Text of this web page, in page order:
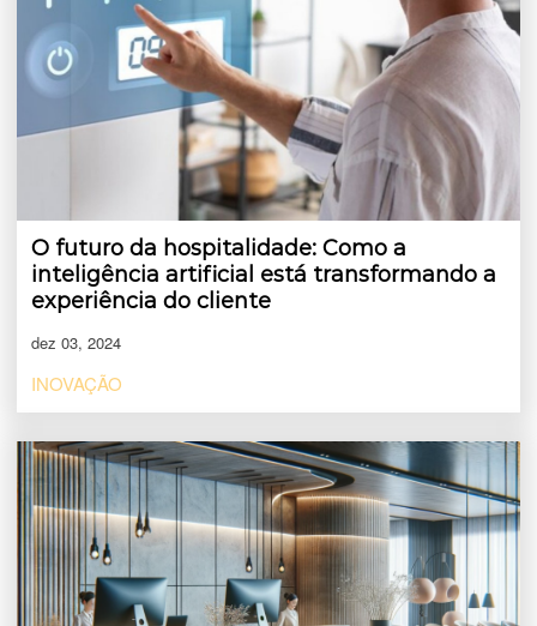
O futuro da hospitalidade: Como a
inteligência artificial está transformando a
experiência do cliente
dez 03, 2024
INOVAÇÃO